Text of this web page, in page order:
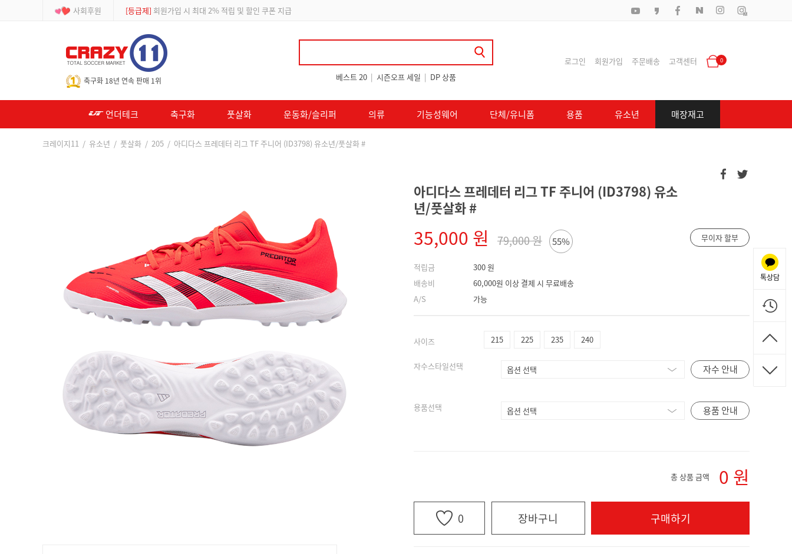
사회후원 [등급제] 회원가입 시 최대 2% 적립 및 할인 쿠폰 지급
축구화 18년 연속 판매 1위 베스트 20 | 시즌오프 세일 | DP 상품
로그인 회원가입 주문배송 고객센터 0
언더테크 축구화 풋살화 운동화/슬리퍼 의류 기능성웨어 단체/유니폼 용품 유소년 매장재고
크레이지11 / 유소년 / 풋살화 / 205 / 아디다스 프레데터 리그 TF 주니어 (ID3798) 유소년/풋살화 #
아디다스 프레데터 리그 TF 주니어 (ID3798) 유소
년/풋살화 #
35,000 원 79,000 원 55% 무이자 할부
적립금
배송비
A/S
300 원
60,000원 이상 결제 시 무료배송
가능
사이즈 215 225 235 240
자수스타일선택 자수 안내
용품선택 용품 안내
총 상품 금액 0 원
0 장바구니 구매하기
톡상담